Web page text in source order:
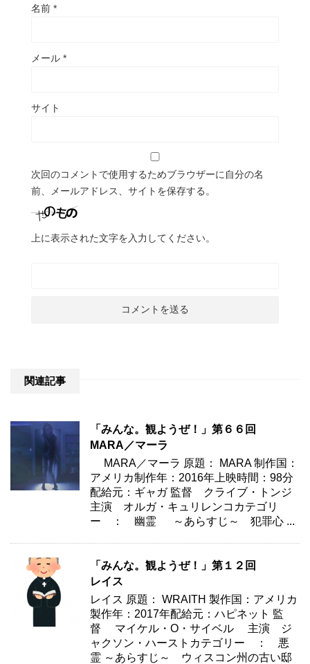
名前 *
メール *
サイト
次回のコメントで使用するためブラウザーに自分の名
前、メールアドレス、サイトを保存する。
上に表示された文字を入力してください。
関連記事
「みんな。観ようぜ！」第６６回
MARA／マーラ
MARA／マーラ 原題： MARA 制作国：
アメリカ制作年：2016年上映時間：98分
配給元：ギャガ 監督 クライブ・トンジ
主演 オルガ・キュリレンコカテゴリ
ー ： 幽霊 ～あらすじ～ 犯罪心 ...
「みんな。観ようぜ！」第１２回
レイス
レイス 原題： WRAITH 製作国：アメリカ
製作年：2017年配給元：ハピネット 監
督 マイケル・O・サイベル 主演 ジ
ャクソン・ハーストカテゴリー ： 悪
霊 ～あらすじ～ ウィスコン州の古い邸